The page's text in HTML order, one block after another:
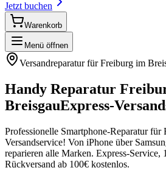
Jetzt buchen
Warenkorb
Menü öffnen
Versandreparatur fürFreiburg im
Handy Reparatur
BreisgauExpress-
Professionelle Smartphone-Reparatur für
Versandservice! Von iPhone über
reparieren alle Marken. Express-Service,
Rückversand ab 100€ kostenlos.